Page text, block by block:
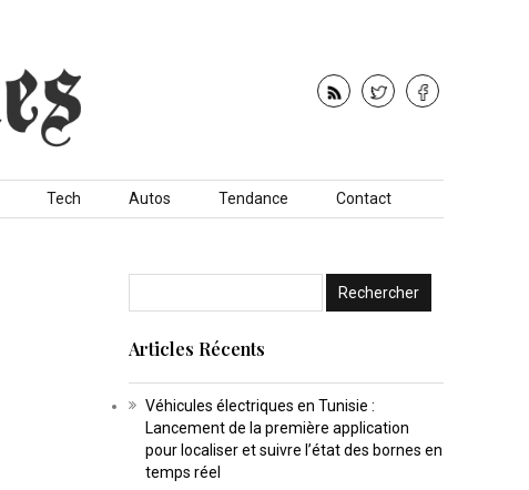
Tech Autos Tendance Contact
Articles Récents
Véhicules électriques en Tunisie :
Lancement de la première application
pour localiser et suivre l’état des bornes en
temps réel